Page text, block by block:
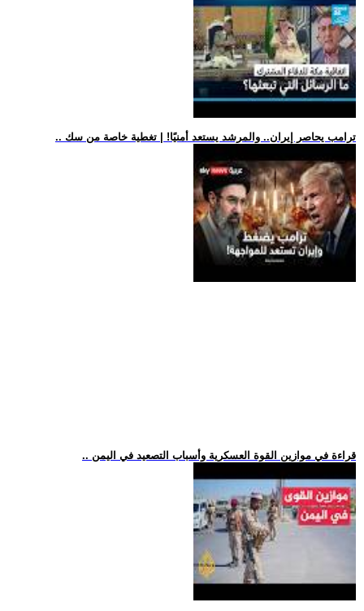
.. ترامب يحاصر إيران.. والمرشد يستعد أمنيًا! | تغطية خاصة من سك
.. قراءة في موازين القوة العسكرية وأسباب التصعيد في اليمن